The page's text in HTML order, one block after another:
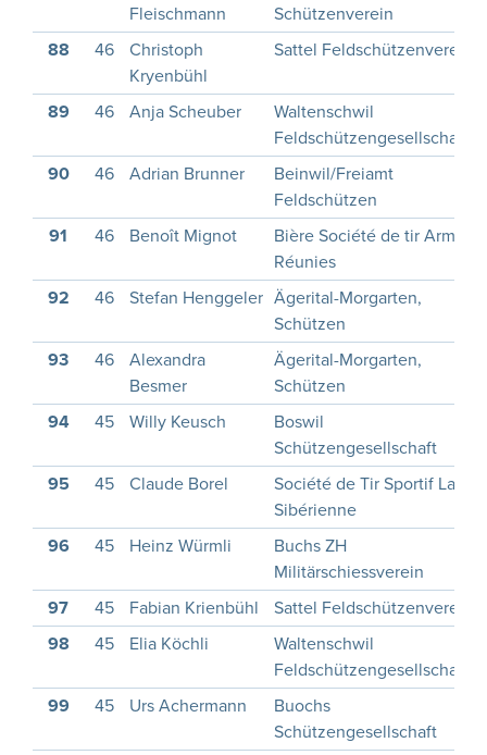
Fleischmann
Schützenverein
88
46
Christoph
Kryenbühl
Sattel Feldschützenverein
89 46 Anja Scheuber
Waltenschwil
Feldschützengesellschaft
90
46 Adrian Brunner
Beinwil/Freiamt
Feldschützen
91
46 Benoît Mignot
Bière Société de tir Armes
Réunies
92
46 Stefan Henggeler Ägerital-Morgarten,
Schützen
93
46
Alexandra
Besmer
Ägerital-Morgarten,
Schützen
94
45 Willy Keusch
Boswil
Schützengesellschaft
95
45 Claude Borel
Société de Tir Sportif La
Sibérienne
96
45 Heinz Würmli
Buchs ZH
Militärschiessverein
97
45 Fabian Krienbühl
Sattel Feldschützenverein
98
45 Elia Köchli
Waltenschwil
Feldschützengesellschaft
99
45 Urs Achermann
Buochs
Schützengesellschaft